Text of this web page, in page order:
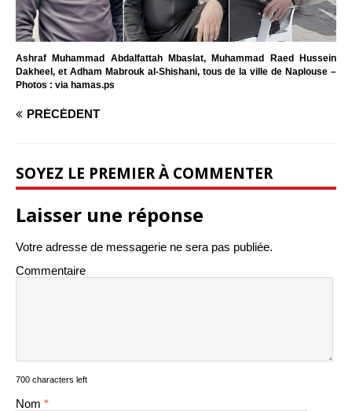
Ashraf Muhammad Abdalfattah Mbaslat, Muhammad Raed Hussein
Dakheel, et Adham Mabrouk al-Shishani, tous de la ville de Naplouse –
Photos : via hamas.ps
PRÉCÉDENT
SOYEZ LE PREMIER À COMMENTER
Laisser une réponse
Votre adresse de messagerie ne sera pas publiée.
Commentaire
700 characters left
Nom *